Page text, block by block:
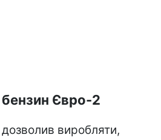
бензин Євро-2
виробляти,